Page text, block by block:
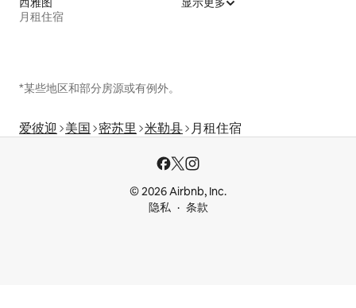
月租住宿
*某些地区和部分房源或有例外。
爱彼迎 美国 密苏里 米勒县 月租住宿
© 2026 Airbnb, Inc.
隐私
条款